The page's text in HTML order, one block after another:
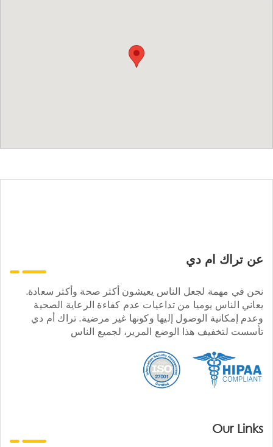
عن تراك ام دي
نحن في مهمة لجعل الناس يعيشون أكثر صحة وأكثر سعادة.
يعاني الناس يوميا من تداعيات عدم كفاءة الرعاية الصحية
وعدم إمكانية الوصول إليها وكونها غير مرضية. تراك أم دي
تأسست لتخفيف هذا الوضع المرير، لجميع الناس
Our Links